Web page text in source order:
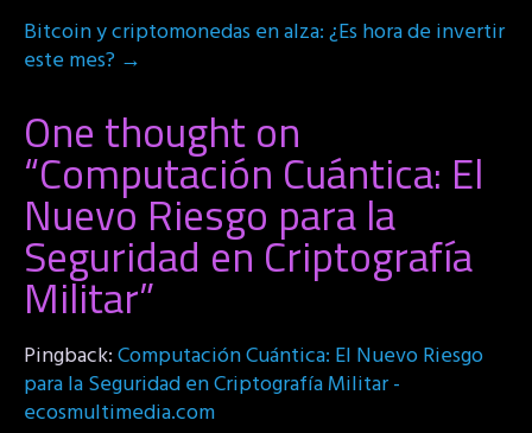
Bitcoin y criptomonedas en alza: ¿Es hora de invertir
este mes? →
One thought on
“Computación Cuántica: El
Nuevo Riesgo para la
Seguridad en Criptografía
Militar”
Pingback:Computación Cuántica: El Nuevo Riesgo
para la Seguridad en Criptografía Militar -
ecosmultimedia.com